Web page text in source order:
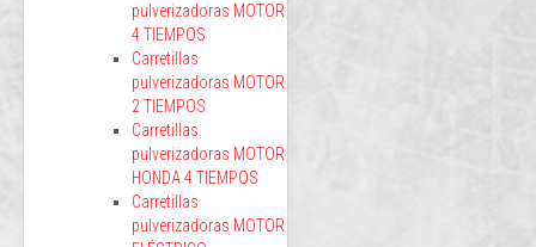
pulverizadoras MOTOR
4 TIEMPOS
Carretillas
pulverizadoras MOTOR
2 TIEMPOS
Carretillas
pulverizadoras MOTOR
HONDA 4 TIEMPOS
Carretillas
pulverizadoras MOTOR